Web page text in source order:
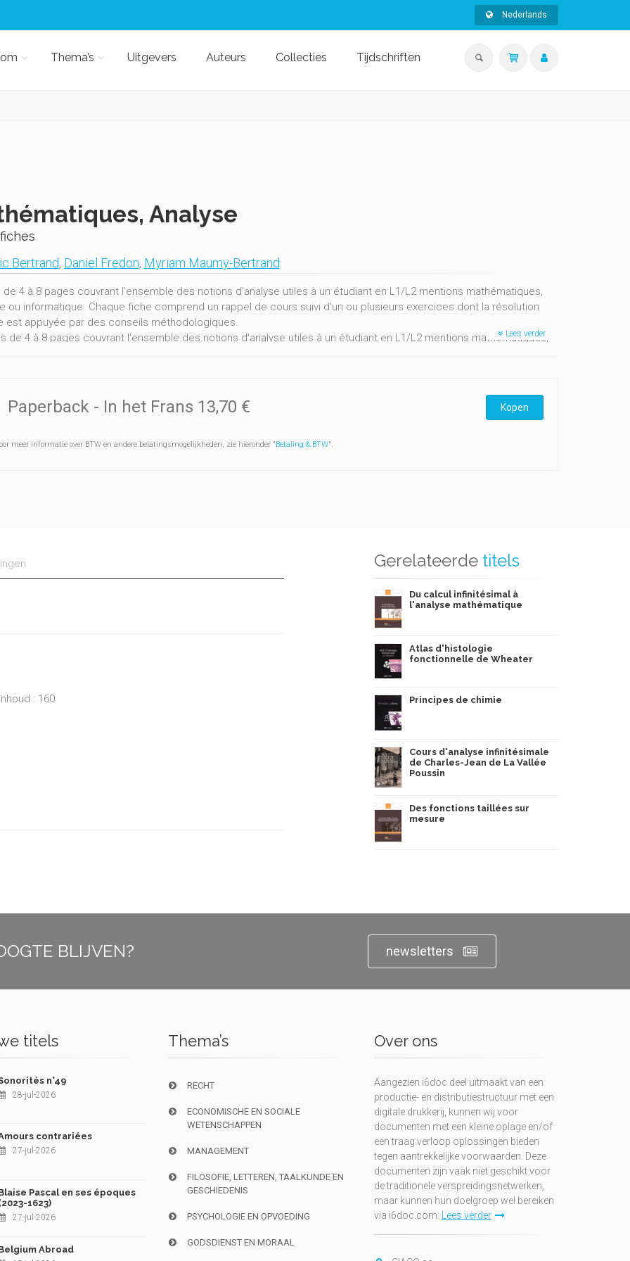
Nederlands
Thema’s Uitgevers Auteurs Collecties Tijdschriften
Analyse
Bertrand, Daniel Fredon, Myriam Maumy-Bertrand
de 4 à 8 pages couvrant l'ensemble des notions d'analyse utiles à un étudiant en L1/L2 mentions mathématiques,
ou informatique. Chaque fiche comprend un rappel de cours suivi d'un ou plusieurs exercices dont la résolution
est appuyée par des conseils méthodologiques.
de 4 à 8 pages couvrant l'ensemble des notions d'analyse utiles à un étudiant en L1/L2 mentions mathématiques,
Lees verder
Paperback - In het Frans 13,70 € Kopen
meer informatie over BTW en andere belatingsmogelijkheden, zie hieronder "Betaling & BTW".
: 160
Gerelateerde titels
Du calcul infinitésimal à
l'analyse mathématique
Atlas d'histologie
fonctionnelle de Wheater
Principes de chimie
Cours d'analyse infinitésimale
de Charles-Jean de La Vallée
Poussin
Des fonctions taillées sur
mesure
BLIJVEN? newsletters
titels
n°49
28-jul-2026
contrariées
27-jul-2026
Pascal en ses époques
1623)
27-jul-2026
Abroad
Thema’s
RECHT
ECONOMISCHE EN SOCIALE
WETENSCHAPPEN
MANAGEMENT
FILOSOFIE, LETTEREN, TAALKUNDE EN
GESCHIEDENIS
PSYCHOLOGIE EN OPVOEDING
GODSDIENST EN MORAAL
Over ons
Aangezien i6doc deel uitmaakt van een
productie- en distributiestructuur met een
digitale drukkerij, kunnen wij voor
documenten met een kleine oplage en/of
een traag verloop oplossingen bieden
tegen aantrekkelijke voorwaarden. Deze
documenten zijn vaak niet geschikt voor
de traditionele verspreidingsnetwerken,
maar kunnen hun doelgroep wel bereiken
via i6doc.com. Lees verder